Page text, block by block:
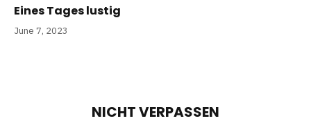
Eines Tages lustig
June 7, 2023
NICHT VERPASSEN